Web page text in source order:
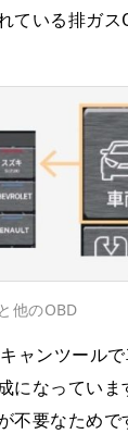
ている排ガ
他のOBD
ャンツール
になってい
不要なためで